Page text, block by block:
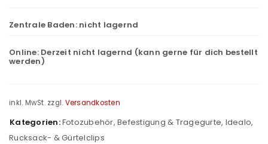
Zentrale Baden: nicht lagernd
Online: Derzeit nicht lagernd (kann gerne für dich bestellt
werden)
inkl. MwSt. zzgl. Versandkosten
Kategorien:Fotozubehör, Befestigung & Tragegurte, Idealo,
Rucksack- & Gürtelclips